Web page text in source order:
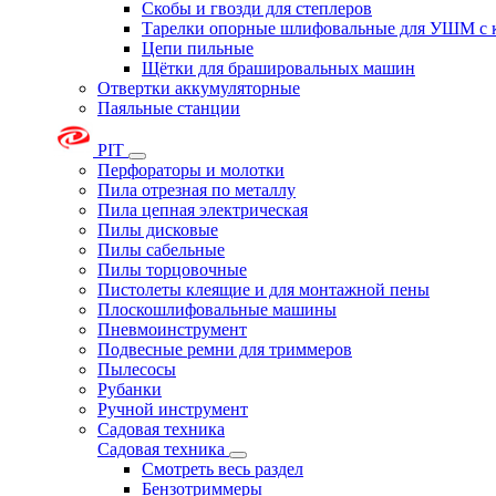
Скобы и гвозди для степлеров
Тарелки опорные шлифовальные для УШМ с
Цепи пильные
Щётки для брашировальных машин
Отвертки аккумуляторные
Паяльные станции
PIT
Перфораторы и молотки
Пила отрезная по металлу
Пила цепная электрическая
Пилы дисковые
Пилы сабельные
Пилы торцовочные
Пистолеты клеящие и для монтажной пены
Плоскошлифовальные машины
Пневмоинструмент
Подвесные ремни для триммеров
Пылесосы
Рубанки
Ручной инструмент
Садовая техника
Садовая техника
Смотреть весь раздел
Бензотриммеры